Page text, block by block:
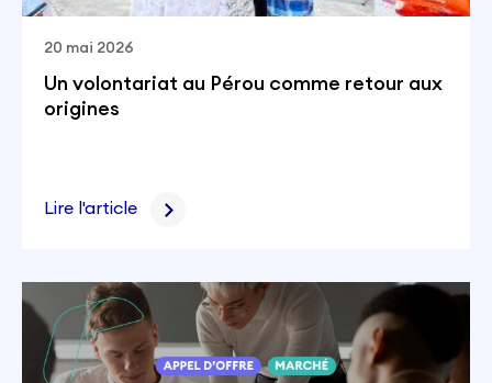
20 mai 2026
Un volontariat au Pérou comme retour aux
origines
Lire l'article